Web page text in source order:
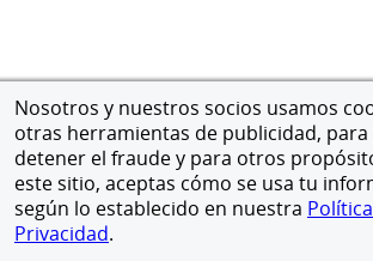
Nosotros y nuestros socios usamos
otras herramientas de publicidad, para
detener el fraude y para otros
este sitio, aceptas cómo se usa tu
según lo establecido en nuestra
Privacidad.